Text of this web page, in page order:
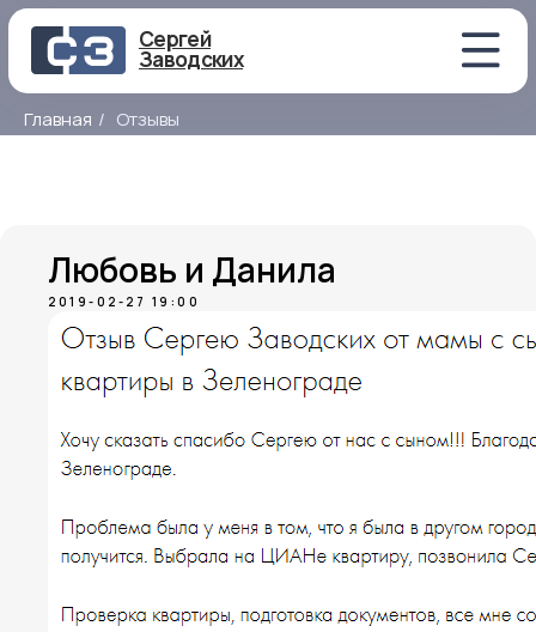
Сергей
Заводских
Главная / Отзывы
Любовь и Данила
2019-02-27 19:00